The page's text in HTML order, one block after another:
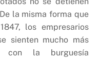
la misma forma que
los empresarios
sienten mucho más
con la burguesía